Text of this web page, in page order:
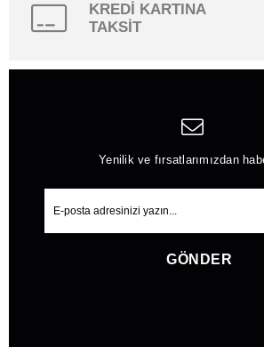
KREDİ KARTINA
TAKSİT
Yenilik ve fırsatlarımızdan
GÖNDER